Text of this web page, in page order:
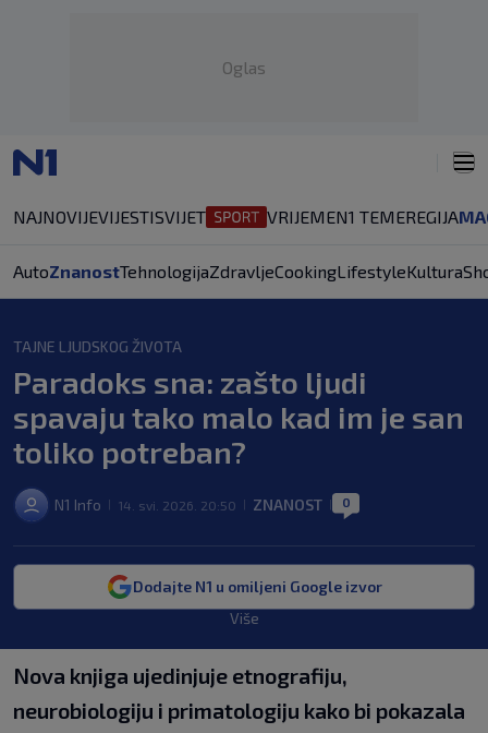
Oglas
NAJNOVIJEVIJESTISVIJET VRIJEMEN1 TEMEREGIJA
AutoZnanostTehnologijaZdravljeCookingLifestyleKultura
TAJNE LJUDSKOG ŽIVOTA
Paradoks sna: zašto ljudi
spavaju tako malo kad im je san
toliko potreban?
N1 Info 14. svi. 2026. 20:50 ZNANOST 0
Dodajte N1 u omiljeni Google izvor
Više
Nova knjiga ujedinjuje etnografiju,
neurobiologiju i primatologiju kako bi pokazala